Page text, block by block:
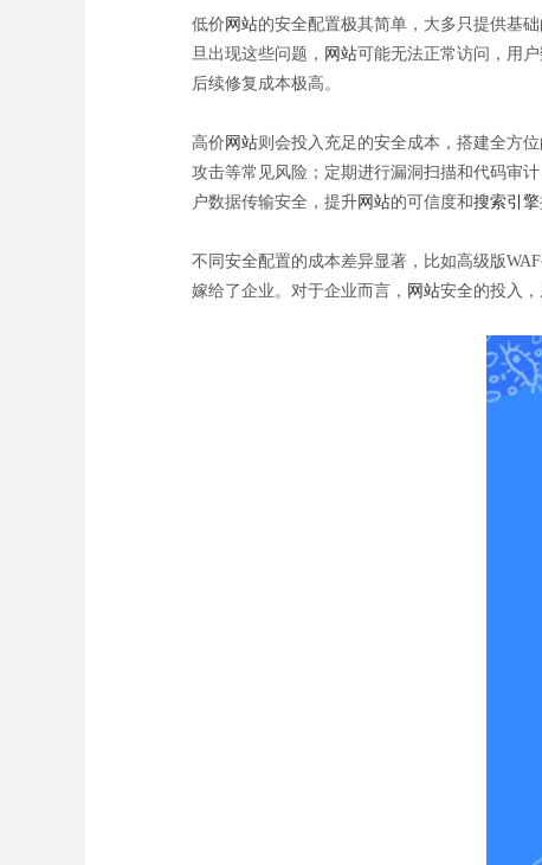
低价 网站的安全配置极其简单，大多只提供基础
旦出现这些问题， 网站可能无法正常访问，用
后续修复成本极高。
高价 网站则会投入充足的安全成本，搭建全方
攻击等常见风险；定期进行漏洞扫描和代码审
户数据传输安全，提升网站的可信度和搜索引擎
不同安全配置的成本差异显著，比如高级版
嫁给了企业。对于企业而言， 网站安全的投入